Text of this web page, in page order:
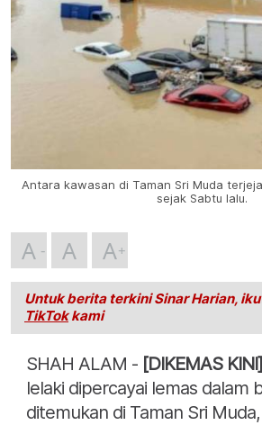
Antara kawasan di Taman Sri Muda
sejak Sabtu lalu.
A A A
Untuk berita terkini Sinar Harian,
TikTokkami
SHAH ALAM - [DIKEMAS KINI]
lelaki dipercayai lemas dalam
ditemukan di Taman Sri